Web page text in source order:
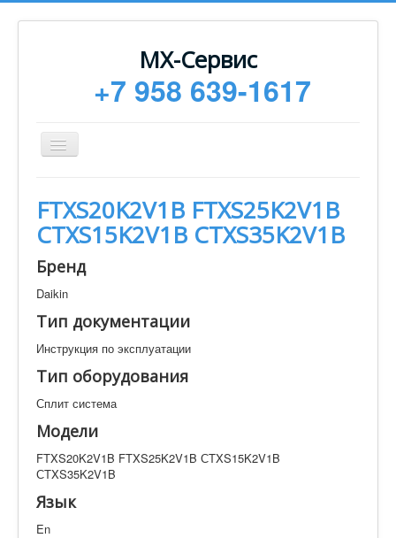
МХ-Сервис
+7 958 639-1617
Toggle
Navigation
Монтаж
Сервисное обслуживание
Техническая документация
Контакты
Техническая документация
FTXS20K2V1B FTXS25K2V1B СTXS15K2V1B
СTXS35K2V1B
Искать
Производитель
FTXS20K2V1B FTXS25K2V1B
СTXS15K2V1B СTXS35K2V1B
Бренд
Daikin
Тип документации
Инструкция по эксплуатации
Тип оборудования
Сплит система
Модели
FTXS20K2V1B FTXS25K2V1B СTXS15K2V1B
СTXS35K2V1B
Язык
En